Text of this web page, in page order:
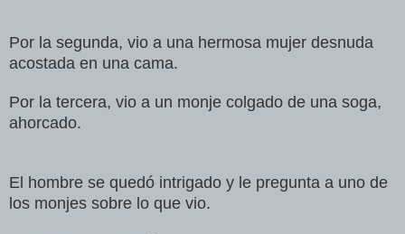
Por la segunda, vio a una hermosa mujer desnuda
acostada en una cama.
Por la tercera, vio a un monje colgado de una soga,
ahorcado.
El hombre se quedó intrigado y le pregunta a uno de
los monjes sobre lo que vio.